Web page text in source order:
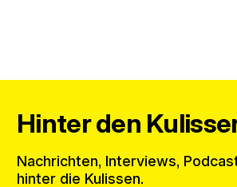
Hinter den
Nachrichten, Interviews,
hinter die Kulissen.